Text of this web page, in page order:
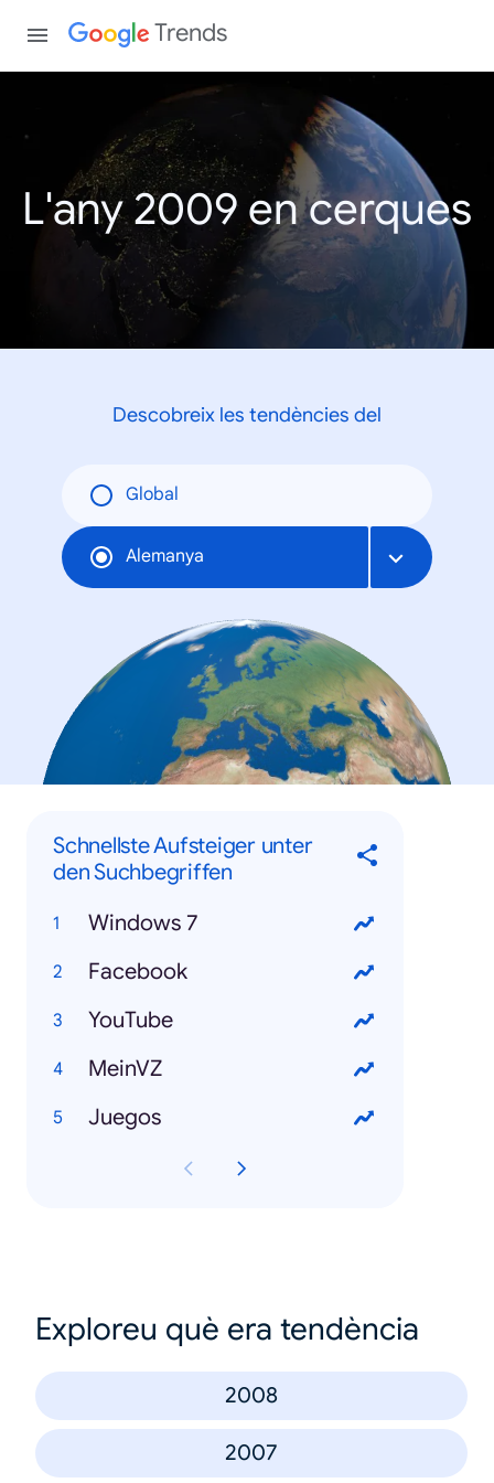
Trends
L'any 2009 en cerques
Descobreix les tendències del
Global
Alemanya
Schnellste Aufsteiger unter
den Suchbegriffen
Windows 7
Facebook
YouTube
MeinVZ
Juegos
Exploreu què era tendència
2008
2007